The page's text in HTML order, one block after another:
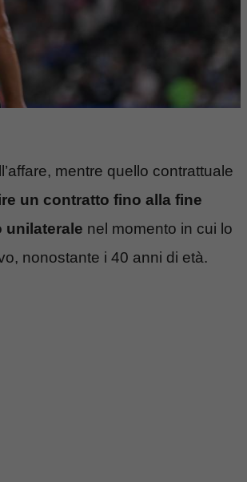
mentre quello contrattuale
un contratto fino alla fine
unilaterale nel momento in cui lo
nonostante i 40 anni di età.